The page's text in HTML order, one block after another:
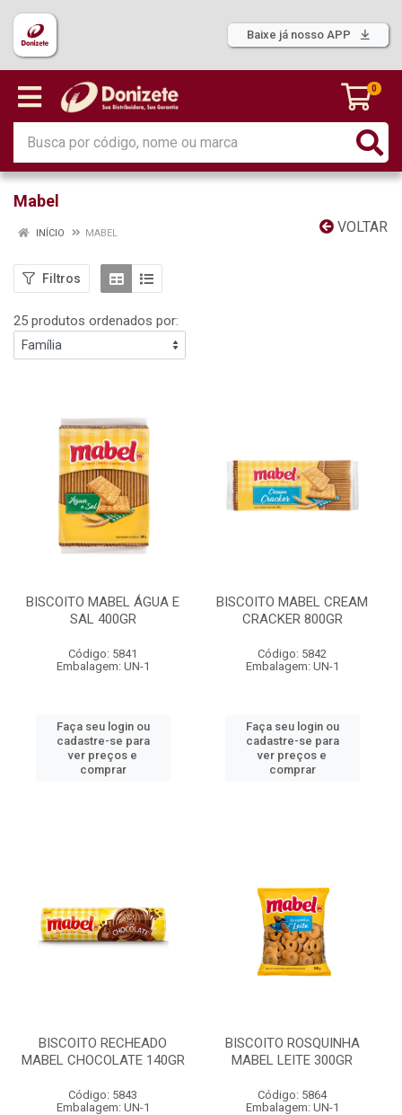
Baixe já nosso APP
0
Mabel
VOLTAR
INÍCIO MABEL
Filtros
25 produtos ordenados por:
BISCOITO MABEL ÁGUA E
SAL 400GR
Código: 5841
Embalagem: UN-1
Faça seu login ou
cadastre-se para
ver preços e
comprar
BISCOITO MABEL CREAM
CRACKER 800GR
Código: 5842
Embalagem: UN-1
Faça seu login ou
cadastre-se para
ver preços e
comprar
BISCOITO RECHEADO
MABEL CHOCOLATE 140GR
Código: 5843
Embalagem: UN-1
BISCOITO ROSQUINHA
MABEL LEITE 300GR
Código: 5864
Embalagem: UN-1